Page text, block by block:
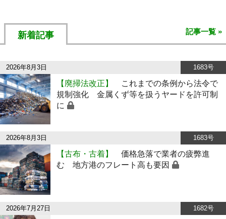
新着記事 記事一覧 »
2026年8月3日 1683号
【廃掃法改正】
これまでの条例から法令で
規制強化 金属くず等を扱うヤードを許可制
に
2026年8月3日 1683号
【古布・古着】
価格急落で業者の疲弊進
む 地方港のフレート高も要因
2026年7月27日 1682号